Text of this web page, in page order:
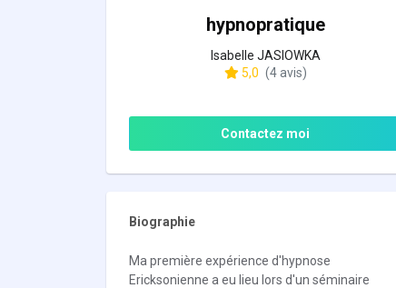
hypnopratique
Isabelle JASIOWKA
5,0 (4 avis)
Contactez moi
Biographie
Ma première expérience d'hypnose
Ericksonienne a eu lieu lors d'un séminaire